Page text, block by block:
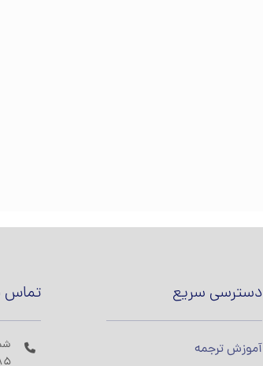
دسترسی سریع
آموزش ترجمه
تماس